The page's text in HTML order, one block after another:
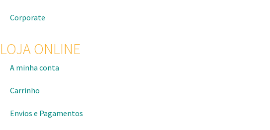
Corporate
LOJA ONLINE
A minha conta
Carrinho
Envios e Pagamentos